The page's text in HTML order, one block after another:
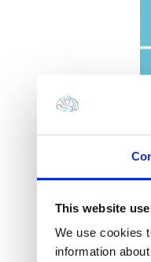
This website
We use cookies
information